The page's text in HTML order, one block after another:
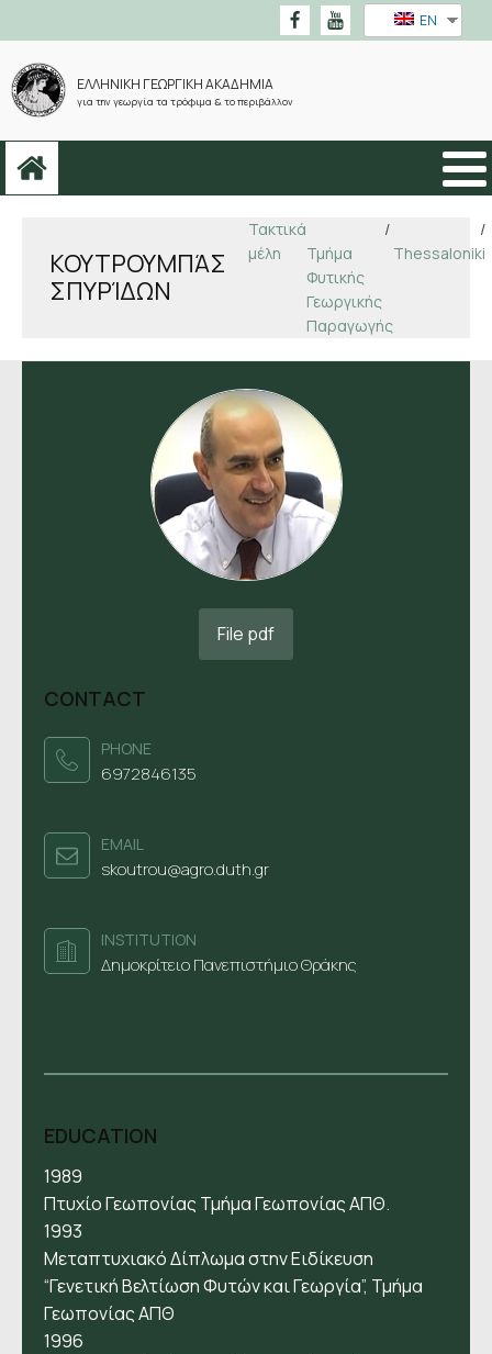
EN
ΕΛΛΗΝΙΚΗ ΓΕΩΡΓΙΚΗ ΑΚΑΔΗΜΙΑ
για την γεωργία τα τρόφιμα & το περιβάλλον
ΚΟΥΤΡΟΥΜΠΆΣ
ΣΠΥΡΊΔΩΝ
Τακτικά
μέλη
/
Τμήμα
Φυτικής
Γεωργικής
Παραγωγής
/
Thessaloniki
File pdf
CONTACT
PHONE
6972846135
ΕΜΑΙL
skoutrou@agro.duth.gr
INSTITUTION
Δημοκρίτειο Πανεπιστήμιο Θράκης
EDUCATION
1989
Πτυχίο Γεωπονίας Τμήμα Γεωπονίας ΑΠΘ.
1993
Μεταπτυχιακό Δίπλωμα στην Ειδίκευση
“Γενετική Βελτίωση Φυτών και Γεωργία”, Τμήμα
Γεωπονίας ΑΠΘ
1996